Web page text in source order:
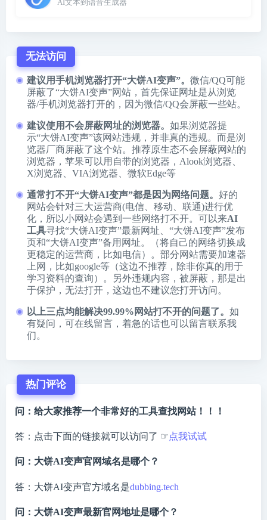
AI文本到语音生成器
无法访问
建议用手机浏览器打开“大饼AI变声”。 微信/QQ可能
屏蔽了“大饼AI变声”网站，首先保证网址是从浏览
器/手机浏览器打开的，因为微信/QQ会屏蔽一些站。
建议使用不会屏蔽网址的浏览器。 如果浏览器提
示“大饼AI变声”该网站违规，并非真的违规。而是浏
览器厂商屏蔽了这个站。推荐原生态不会屏蔽网站的
浏览器，苹果可以用自带的浏览器， Alook浏览器
X浏览器
VIA浏览器 微软Edge等
通常打不开“大饼AI变声”都是因为网络问题。 好的
网站会针对三大运营商(电信、移动、联通)进行优
化，所以小网站会遇到一些网络打不开。可以来AI
工具寻找“大饼AI变声”最新网址、“大饼AI变声”发布
页和“大饼AI变声”备用网址。（将自己的网络切换成
更稳定的运营商，比如电信）。部分网站需要加速器
上网，比如google等（这边不推荐，除非你真的用于
学习资料的查询）。另外违规内容，被屏蔽，那是出
于保护，无法打开，这边也不建议您打开访问。
以上三点均能解决99.99%网站打不开的问题了。 如
有疑问，可在线留言，着急的话也可以留言联系我
们。
热门评论
问：给大家推荐一个非常好的工具查找网站！！！
答：点击下面的链接就可以访问了 ☞点我试试
问：大饼AI变声官网域名是哪个？
答：大饼AI变声官方域名是dubbing.tech
问：大饼AI变声最新官网地址是哪个？